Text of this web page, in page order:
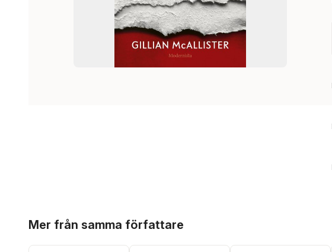
Mer från samma författare